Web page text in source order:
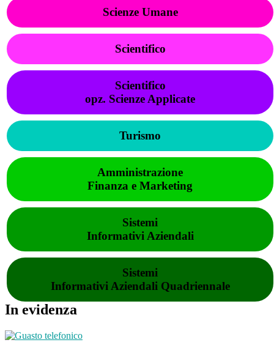
Scienze Umane
Scientifico
Scientifico
opz. Scienze Applicate
Turismo
Amministrazione
Finanza e Marketing
Sistemi
Informativi Aziendali
Sistemi
Informativi Aziendali Quadriennale
In evidenza